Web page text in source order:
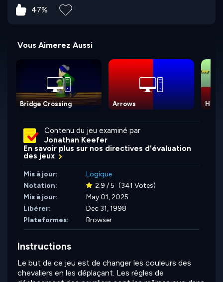
47%
Vous Aimerez Aussi
Bridge Crossing Arrows Hour
Contenu du jeu examiné par
Jonathan Keefer
En savoir plus sur nos directives d'évaluation
des jeux
Mis à jour:
Logique
Notation:
2.9 / 5 (341 Votes)
Mis à jour:
May 01, 2025
Libérer:
Dec 31, 1998
Plateformes:
Browser
Instructions
Le but de ce jeu est de changer les couleurs des
chevaliers en les déplaçant. Les règles de